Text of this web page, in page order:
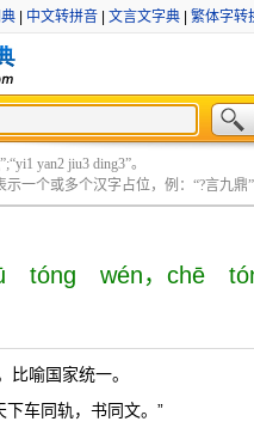
中文转拼音 文言文字典 繁体字转
yan2 jiu3 ding3”。
一个或多个汉字占位，例：“?言九鼎”
tóng wén，chē
比喻国家统一。
下车同轨，书同文。”